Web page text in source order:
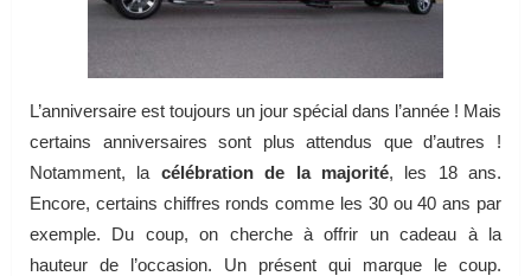
L’anniversaire est toujours un jour spécial dans l’année ! Mais
certains anniversaires sont plus attendus que d’autres !
Notamment, la célébration de la majorité, les 18 ans.
Encore, certains chiffres ronds comme les 30 ou 40 ans par
exemple. Du coup, on cherche à offrir un cadeau à la
hauteur de l’occasion. Un présent qui marque le coup.